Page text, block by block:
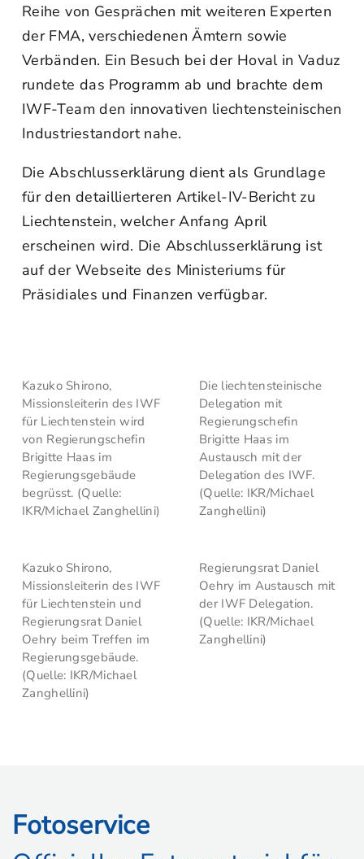
Reihe von Gesprächen mit weiteren Experten
der FMA, verschiedenen Ämtern sowie
Verbänden. Ein Besuch bei der Hoval in Vaduz
rundete das Programm ab und brachte dem
IWF-Team den innovativen liechtensteinischen
Industriestandort nahe.
Die Abschlusserklärung dient als Grundlage
für den detaillierteren Artikel-IV-Bericht zu
Liechtenstein, welcher Anfang April
erscheinen wird. Die Abschlusserklärung ist
auf der Webseite des Ministeriums für
Präsidiales und Finanzen verfügbar.
Kazuko Shirono,
Missionsleiterin des IWF
für Liechtenstein wird
von Regierungschefin
Brigitte Haas im
Regierungsgebäude
begrüsst. (Quelle:
IKR/Michael Zanghellini)
Die liechtensteinische
Delegation mit
Regierungschefin
Brigitte Haas im
Austausch mit der
Delegation des IWF.
(Quelle: IKR/Michael
Zanghellini)
Kazuko Shirono,
Missionsleiterin des IWF
für Liechtenstein und
Regierungsrat Daniel
Oehry beim Treffen im
Regierungsgebäude.
(Quelle: IKR/Michael
Zanghellini)
Regierungsrat Daniel
Oehry im Austausch mit
der IWF Delegation.
(Quelle: IKR/Michael
Zanghellini)
Fotoservice